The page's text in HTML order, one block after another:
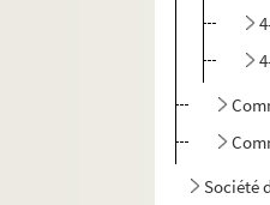
Société